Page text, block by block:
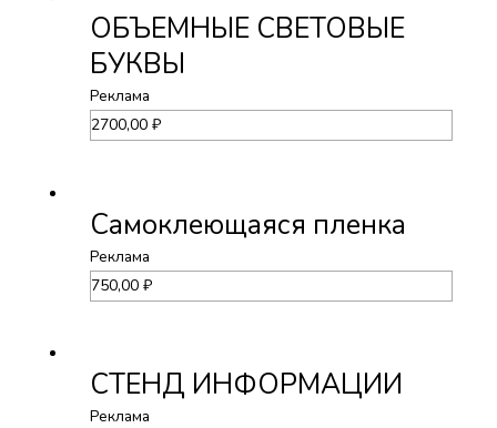
ОБЪЕМНЫЕ СВЕТОВЫЕ
БУКВЫ
Реклама
2700,00₽
Самоклеющаяся пленка
Реклама
750,00₽
СТЕНД ИНФОРМАЦИИ
Реклама